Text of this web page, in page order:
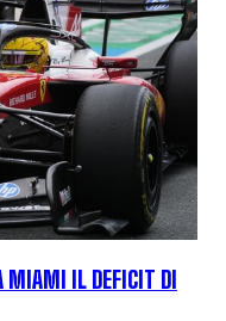
MIAMI IL DEFICIT DI